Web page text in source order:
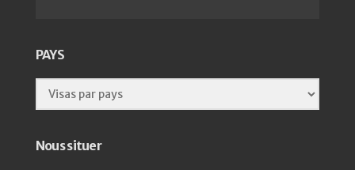
PAYS
Nous situer